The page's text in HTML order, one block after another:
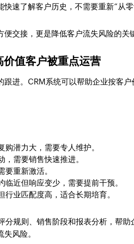
速了解客户历史，不需要重新“从零
交接，更是降低客户流失风险的关
值客户被重点运营
跟进。CRM系统可以帮助企业按客
购潜力大，需要专人维护。
，需要销售快速推进。
要重新激活。
临近但响应变少，需要提前干预。
行业匹配度高，适合长期培育。
分规则、销售阶段和报表分析，帮
风险。